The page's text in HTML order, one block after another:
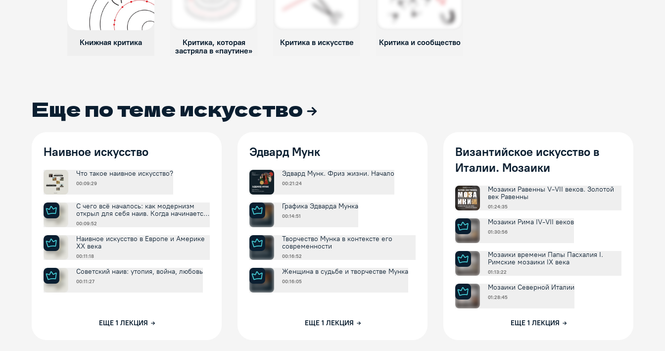
Книжная критика
Критика, которая
застряла в «паутине»
Критика в искусстве Критика и сообщество
Еще по темеискусство
Наивное искусство
Что такое наивное искусство?
00:09:29
С чего всё началось: как модернизм
открыл для себя наив. Когда начинается
история наива?
00:09:52
Наивное искусство в Европе и Америке
XX века
00:11:18
Советский наив: утопия, война, любовь
00:11:27
ЕЩЕ 1 ЛЕКЦИЯ
Эдвард Мунк
Эдвард Мунк. Фриз жизни. Начало
00:21:24
Графика Эдварда Мунка
00:14:51
Творчество Мунка в контексте его
современности
00:16:52
Женщина в судьбе и творчестве Мунка
00:16:05
ЕЩЕ 1 ЛЕКЦИЯ
Византийское искусство в
Италии. Мозаики
Мозаики Равенны V-VII веков. Золотой
век Равенны
01:24:35
Мозаики Рима IV-VII веков
01:30:56
Мозаики времени Папы Пасхалия I.
Римские мозаики IX века
01:13:22
Мозаики Северной Италии
01:28:45
ЕЩЕ 1 ЛЕКЦИЯ